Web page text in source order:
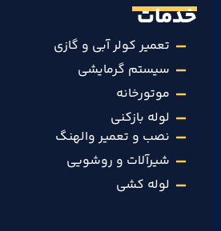
خدمات
تعمیر کولر آبی و گازی
سیستم گرمایشی
موتورخانه
لوله بازکنی
نصب و تعمیر والهنگ
شیرآلات و روشویی
لوله کشی